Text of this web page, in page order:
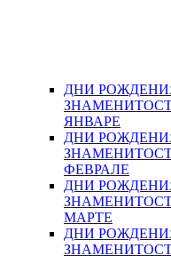
ДНИ
ЯНВАРЕ
ДНИ
ФЕВРАЛЕ
ДНИ
МАРТЕ
ДНИ